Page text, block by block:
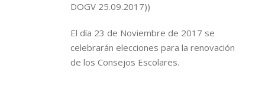
DOGV 25.09.2017))
El día 23 de Noviembre de 2017 se
celebrarán elecciones para la renovación
de los Consejos Escolares.